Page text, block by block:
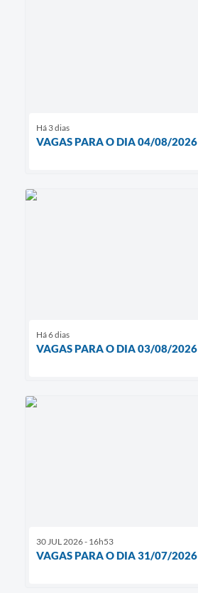
Há 3 dias
VAGAS PARA O DIA 04/08/2026
Há 6 dias
VAGAS PARA O DIA 03/08/2026
30 JUL 2026 - 16h53
VAGAS PARA O DIA 31/07/2026